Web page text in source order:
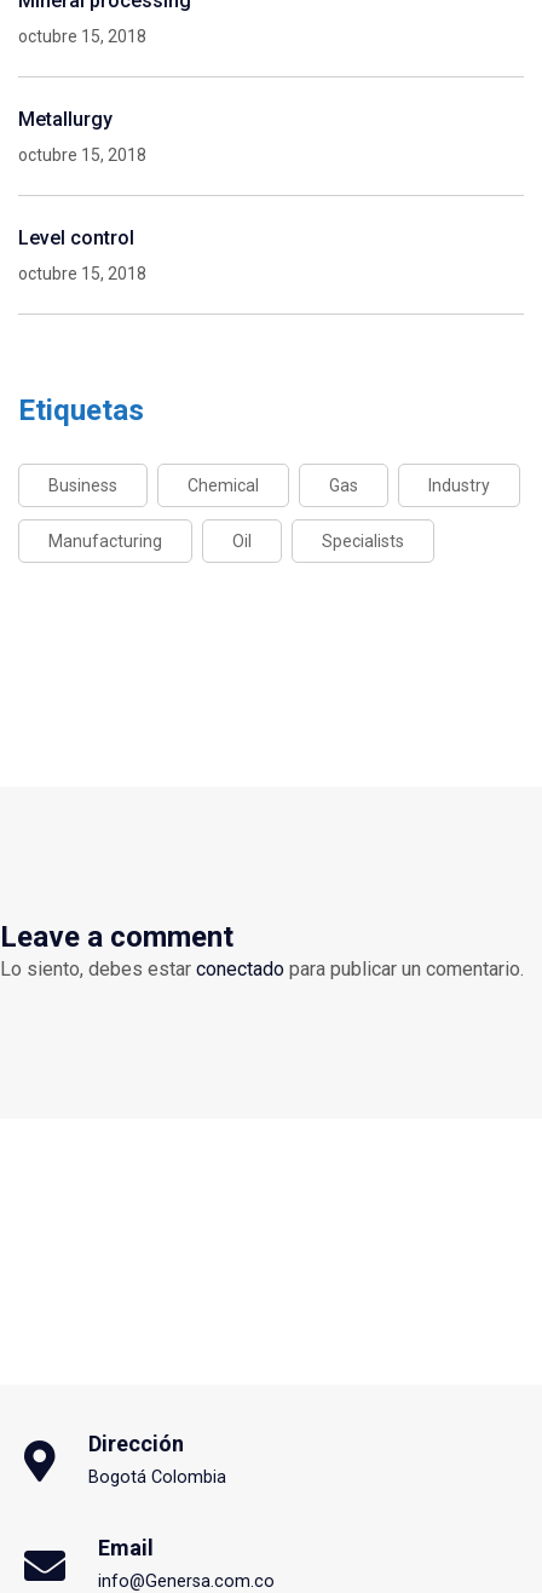
octubre 15, 2018
Metallurgy
octubre 15, 2018
Level control
octubre 15, 2018
Etiquetas
Business Chemical Gas Industry
Manufacturing Oil Specialists
Leave a comment
Lo siento, debes estar conectado para publicar un comentario.
Dirección
Bogotá Colombia
Email
info@Genersa.com.co